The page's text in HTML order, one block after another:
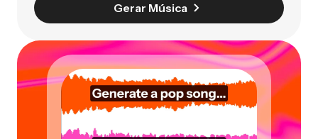
Gerar Música